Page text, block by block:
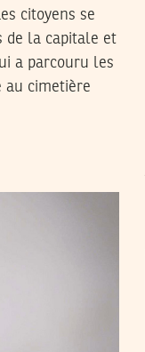
citoyens se
de la capitale et
a parcouru les
au cimetière